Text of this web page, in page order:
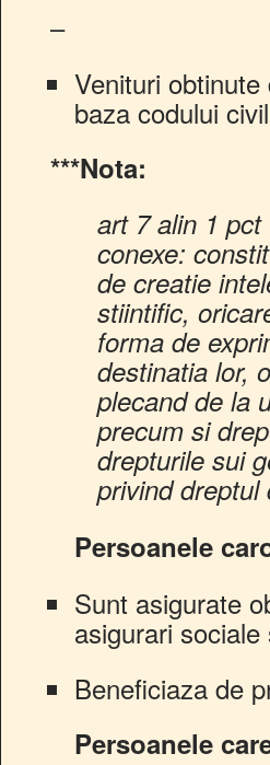
–
Venituri
baza codului civil
***Nota:
art 7 alin 1 pct
conexe:
de creatie
stiintific,
forma de
destinatia lor,
plecand de la
precum si
drepturile sui
privind dreptul
Persoanele
Sunt asigurate
asigurari
Beneficiaza de
Persoanele